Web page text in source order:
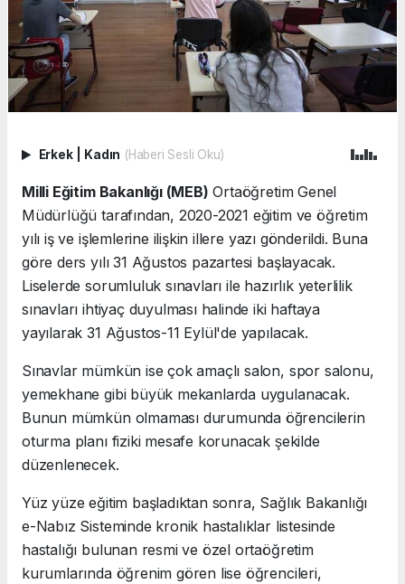
Erkek Kadın (Haberi Sesli Oku)
Milli Eğitim Bakanlığı (MEB) Ortaöğretim Genel
Müdürlüğü tarafından, 2020-2021 eğitim ve öğretim
yılı iş ve işlemlerine ilişkin illere yazı gönderildi. Buna
göre ders yılı 31 Ağustos pazartesi başlayacak.
Liselerde sorumluluk sınavları ile hazırlık yeterlilik
sınavları ihtiyaç duyulması halinde iki haftaya
yayılarak 31 Ağustos-11 Eylül'de yapılacak.
Sınavlar mümkün ise çok amaçlı salon, spor salonu,
yemekhane gibi büyük mekanlarda uygulanacak.
Bunun mümkün olmaması durumunda öğrencilerin
oturma planı fiziki mesafe korunacak şekilde
düzenlenecek.
Yüz yüze eğitim başladıktan sonra, Sağlık Bakanlığı
e-Nabız Sisteminde kronik hastalıklar listesinde
hastalığı bulunan resmi ve özel ortaöğretim
kurumlarında öğrenim gören lise öğrencileri,